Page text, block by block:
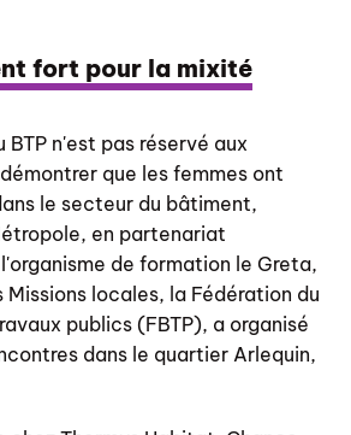
fort pour la mixité
BTP n'est pas réservé aux
que les femmes ont
le secteur du bâtiment,
en partenariat
de formation le Greta,
Missions locales, la Fédération du
publics (FBTP), a organisé
dans le quartier Arlequin,